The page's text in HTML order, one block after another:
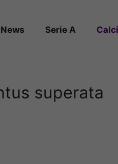
News Serie A
superata